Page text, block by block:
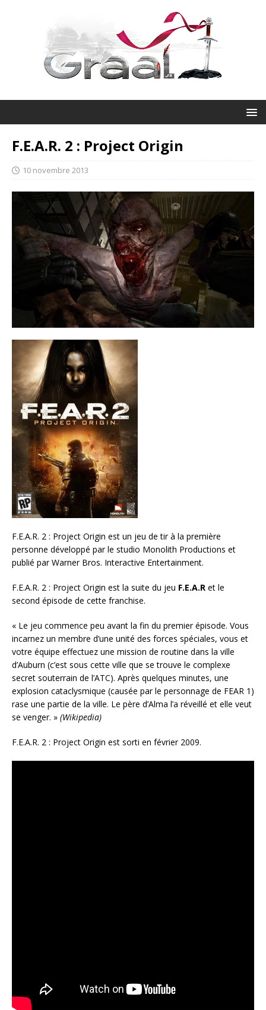
F.E.A.R. 2 : Project Origin
10 novembre 2013
F.E.A.R. 2 : Project Origin est un jeu de tir à la première
personne développé par le studio Monolith Productions et
publié par Warner Bros. Interactive Entertainment.
F.E.A.R. 2 : Project Origin est la suite du jeu F.E.A.R et le
second épisode de cette franchise.
« Le jeu commence peu avant la fin du premier épisode. Vous
incarnez un membre d’une unité des forces spéciales, vous et
votre équipe effectuez une mission de routine dans la ville
d’Auburn (c’est sous cette ville que se trouve le complexe
secret souterrain de l’ATC). Après quelques minutes, une
explosion cataclysmique (causée par le personnage de FEAR 1)
rase une partie de la ville. Le père d’Alma l’a réveillé et elle veut
se venger. » (Wikipedia)
F.E.A.R. 2 : Project Origin est sorti en février 2009.